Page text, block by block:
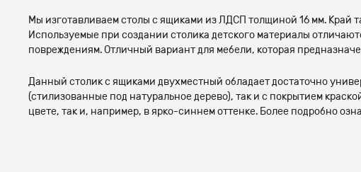
Мы изготавливаем столы с ящиками из ЛДСП толщиной 16 мм.
Используемые при создании столика детского материалы
повреждениям. Отличный вариант для мебели, которая
Данный столик с ящиками двухместный обладает достаточно
(стилизованные под натуральное дерево), так и с покрытием
цвете, так и, например, в ярко-синнем оттенке. Более подробно